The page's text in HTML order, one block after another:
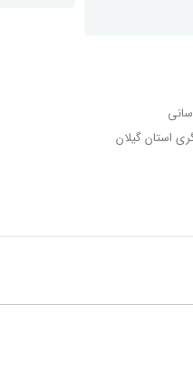
استان گیلان